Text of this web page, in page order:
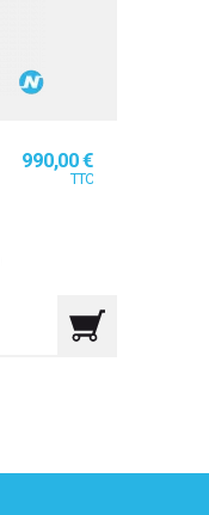
Prix
990,00 €
TTC